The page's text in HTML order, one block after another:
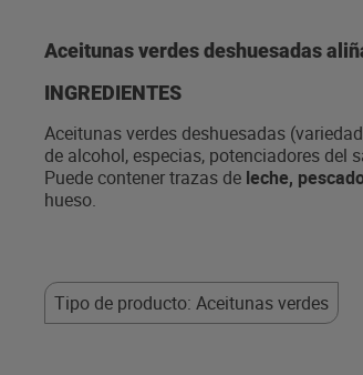
Aceitunas verdes deshuesadas
INGREDIENTES
Aceitunas verdes deshuesadas
de alcohol, especias, potenciadores del
Puede contener trazas de leche,
hueso.
Tipo de producto: Aceitunas verdes